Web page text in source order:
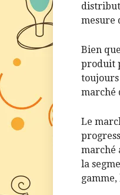
mesure
Bien
produit
toujours
marché
Le
marché
la